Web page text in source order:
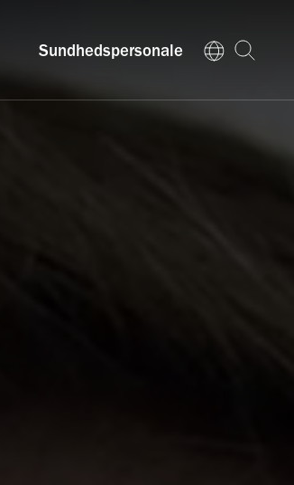
Sundhedspersonale